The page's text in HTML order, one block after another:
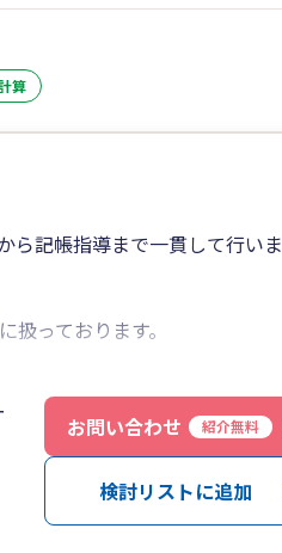
算
ら記帳指導まで一貫して行いま
っております。
続税申告まで丁寧に対応致しま
お問い合わせ 紹介無料
検討リストに追加